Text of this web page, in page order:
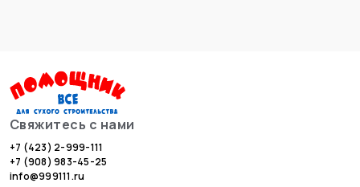
Свяжитесь с нами
+7 (423) 2-999-111
+7 (908) 983-45-25
info@999111.ru